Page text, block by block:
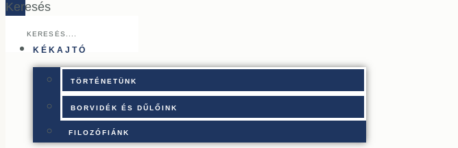
Keresés
KÉKAJTÓ
TÖRTÉNETÜNK
BORVIDÉK ÉS DŰLŐINK
FILOZÓFIÁNK